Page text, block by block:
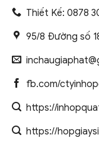
Thiết Kế: 0878
95/8 Đường số
fb.com/
https://
https://